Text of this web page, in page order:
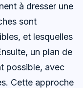
à dresser une
sont
et lesquelles
un plan de
possible, avec
Cette approche